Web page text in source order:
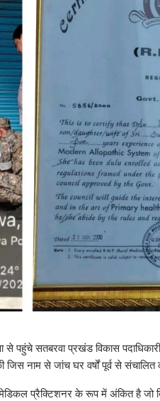
पहुंचे सतबरवा प्रखंड विकास
नाम से जांच घर वर्षों पूर्व से संचालित
प्रैक्टिशनर के रूप में अंकित है जो